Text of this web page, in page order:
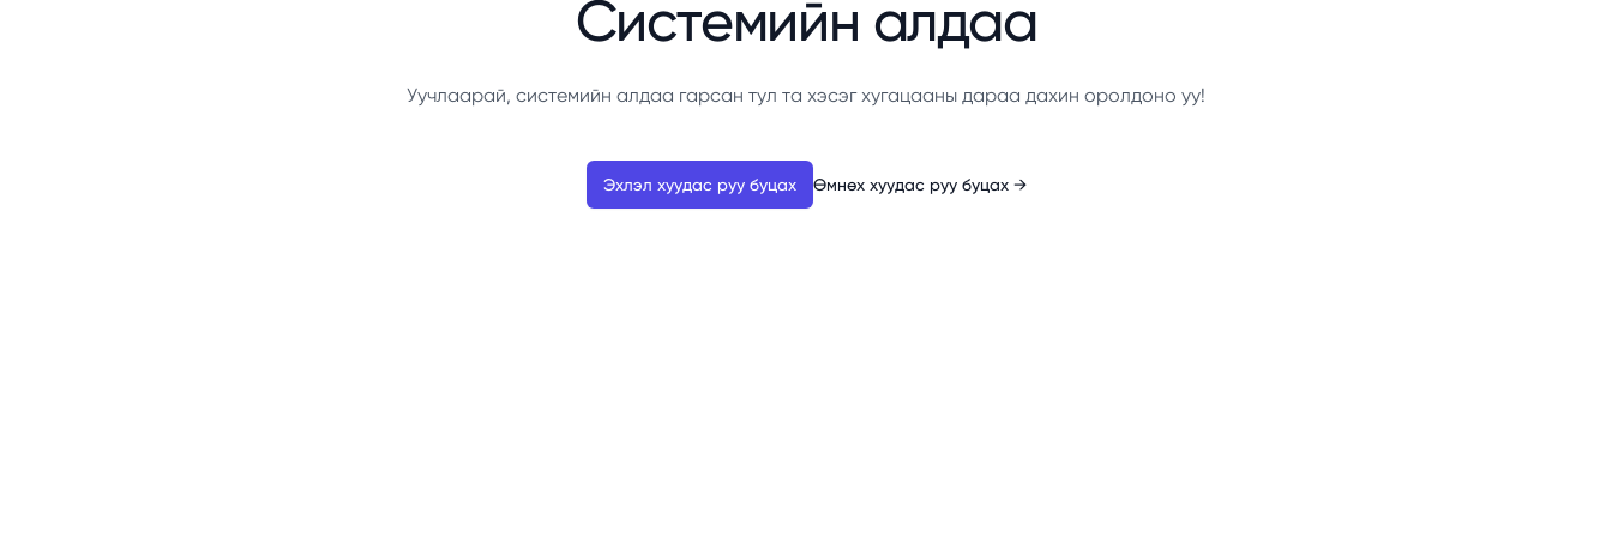
Системийн алдаа
Уучлаарай, системийн алдаа гарсан тул та хэсэг хугацааны дараа дахин оролдоно уу!
Эхлэл хуудас руу буцах Өмнөх хуудас руу буцах →